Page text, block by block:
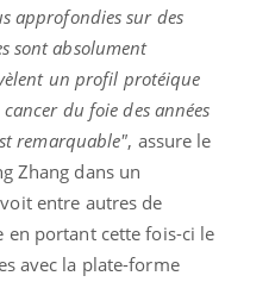
approfondies sur des
sont absolument
un profil protéique
du foie des années
remarquable", assure le
Zhang dans un
entre autres de
en portant cette fois-ci le
avec la plate-forme